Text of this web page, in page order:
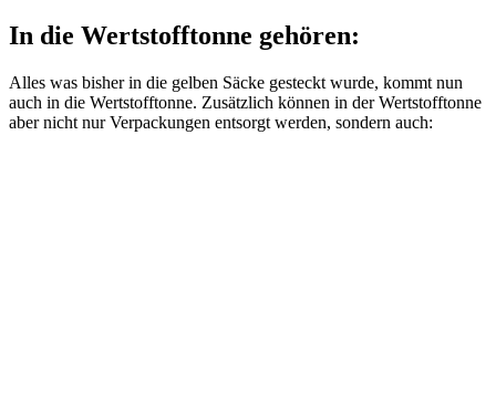
In die Wertstofftonne gehören:
Alles was bisher in die gelben Säcke gesteckt wurde, kommt nun
auch in die Wertstofftonne. Zusätzlich können in der Wertstofftonne
aber nicht nur Verpackungen entsorgt werden, sondern auch: